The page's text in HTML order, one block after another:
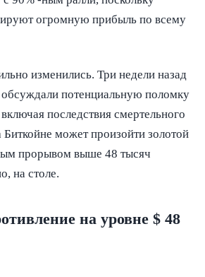
огромную прибыль по всему
изменились. Три недели назад
потенциальную поломку
последствия смертельного
Биткойне может произойти золотой
прорывом выше 48 тысяч
на столе.
на уровне $ 48